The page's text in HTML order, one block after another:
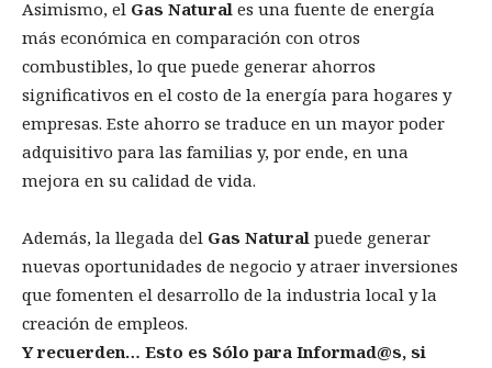
Asimismo, el Gas Natural es una fuente de energía
más económica en comparación con otros
combustibles, lo que puede generar ahorros
significativos en el costo de la energía para hogares y
empresas. Este ahorro se traduce en un mayor poder
adquisitivo para las familias y, por ende, en una
mejora en su calidad de vida.
Además, la llegada del Gas Natural puede generar
nuevas oportunidades de negocio y atraer inversiones
que fomenten el desarrollo de la industria local y la
creación de empleos.
Y recuerden… Esto es Sólo para Informad@s, si